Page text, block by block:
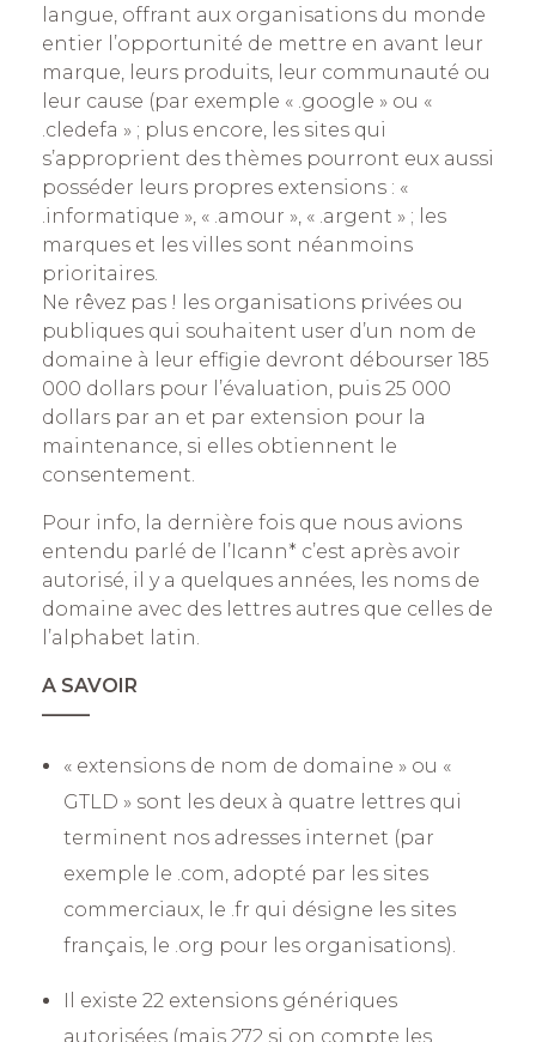
langue, offrant aux organisations du monde
entier l’opportunité de mettre en avant leur
marque, leurs produits, leur communauté ou
leur cause (par exemple « .google » ou «
.cledefa » ; plus encore, les sites qui
s’approprient des thèmes pourront eux aussi
posséder leurs propres extensions : «
.informatique », « .amour », « .argent » ; les
marques et les villes sont néanmoins
prioritaires.
Ne rêvez pas ! les organisations privées ou
publiques qui souhaitent user d’un nom de
domaine à leur effigie devront débourser 185
000 dollars pour l’évaluation, puis 25 000
dollars par an et par extension pour la
maintenance, si elles obtiennent le
consentement.
Pour info, la dernière fois que nous avions
entendu parlé de l’Icann* c’est après avoir
autorisé, il y a quelques années, les noms de
domaine avec des lettres autres que celles de
l’alphabet latin.
A SAVOIR
——–
« extensions de nom de domaine » ou «
GTLD » sont les deux à quatre lettres qui
terminent nos adresses internet (par
exemple le .com, adopté par les sites
commerciaux, le .fr qui désigne les sites
français, le .org pour les organisations).
Il existe 22 extensions génériques
autorisées (mais 272 si on compte les